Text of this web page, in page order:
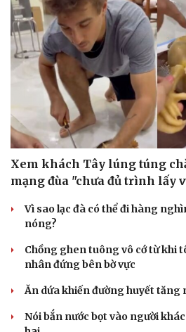
Thông tin doanh nghiệp
Doanh nghiệp 24h
Doanh nhân
Vì cộng đồng
Xem khách Tây lúng túng
mạng đùa "chưa đủ trình lấy
Vì sao lạc đà có thể đi hàng
nóng?
Chồng ghen tuông vô cớ từ khi
nhân đứng bên bờ vực
Ăn dứa khiến đường huyết tăng
Nói bắn nước bọt vào người